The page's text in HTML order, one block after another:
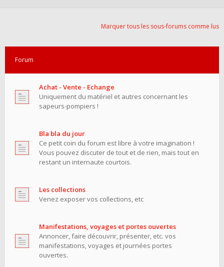
Marquer tous les sous-forums comme lus
Forum
Achat - Vente - Echange
Uniquement du matériel et autres concernant les
sapeurs-pompiers !
Bla bla du jour
Ce petit coin du forum est libre à votre imagination !
Vous pouvez discuter de tout et de rien, mais tout en
restant un internaute courtois.
Les collections
Venez exposer vos collections, etc
Manifestations, voyages et portes ouvertes
Annoncer, faire découvrir, présenter, etc. vos
manifestations, voyages et journées portes
ouvertes.